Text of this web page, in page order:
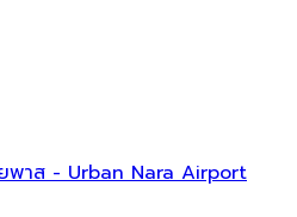
พาส - Urban Nara Airport